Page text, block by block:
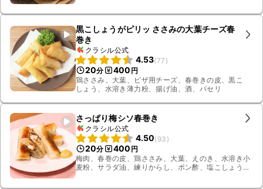
黒こしょうがピリッ ささみの大葉チーズ春
巻き
クラシル公式
4.53(77 )
20分 400 円
鶏ささみ、大葉、ピザ用チーズ、春巻きの皮、黒こ
しょう、水溶き薄力粉、揚げ油、酒、パセリ
さっぱり梅シソ春巻き
クラシル公式
4.50(93 )
20分 400 円
梅肉、春巻の皮、鶏ささみ、大葉、えのき、水溶き小
麦粉、サラダ油、練りからし、ポン酢、塩こしょう、